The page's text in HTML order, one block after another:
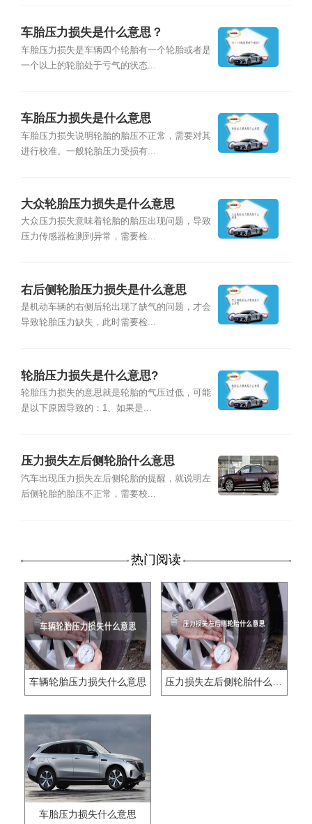
车胎压力损失是什么意思？
车胎压力损失是车辆四个轮胎有一个轮胎或者是
一个以上的轮胎处于亏气的状态...
车胎压力损失是什么意思
车胎压力损失说明轮胎的胎压不正常，需要对其
进行校准。一般轮胎压力受损有...
大众轮胎压力损失是什么意思
大众压力损失意味着轮胎的胎压出现问题，导致
压力传感器检测到异常，需要检...
右后侧轮胎压力损失是什么意思
是机动车辆的右侧后轮出现了缺气的问题，才会
导致轮胎压力缺失，此时需要检...
轮胎压力损失是什么意思?
轮胎压力损失的意思就是轮胎的气压过低，可能
是以下原因导致的：1、如果是...
压力损失左后侧轮胎什么意思
汽车出现压力损失左后侧轮胎的提醒，就说明左
后侧轮胎的胎压不正常，需要校...
热门阅读
车辆轮胎压力损失什么意思
车胎压力损失什么意思